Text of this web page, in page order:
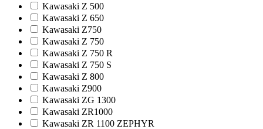
Kawasaki Z 500
Kawasaki Z 650
Kawasaki Z750
Kawasaki Z 750
Kawasaki Z 750 R
Kawasaki Z 750 S
Kawasaki Z 800
Kawasaki Z900
Kawasaki ZG 1300
Kawasaki ZR1000
Kawasaki ZR 1100 ZEPHYR